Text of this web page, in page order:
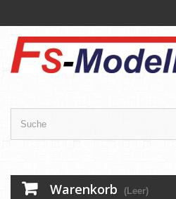
Warenkorb (Leer)